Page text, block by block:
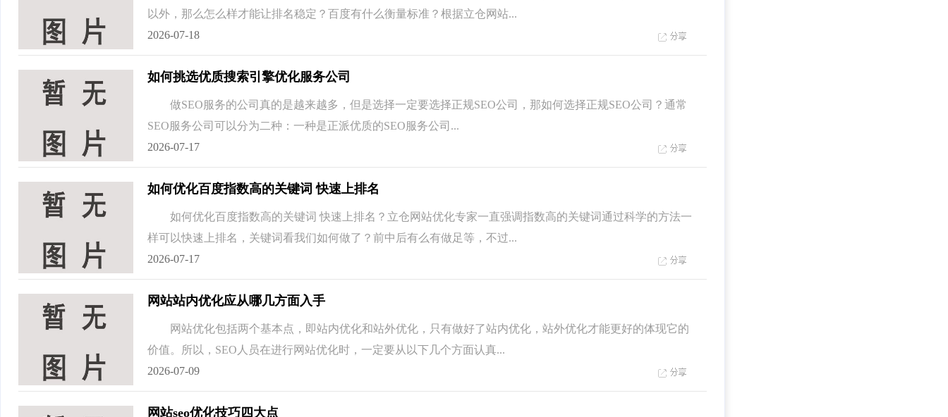
以外，那么怎么样才能让排名稳定？百度有什么衡量标准？根据立仓网站...
2026-07-18
如何挑选优质搜索引擎优化服务公司
做SEO服务的公司真的是越来越多，但是选择一定要选择正规SEO公司，那如何选择正规SEO公司？通常
SEO服务公司可以分为二种：一种是正派优质的SEO服务公司...
2026-07-17
如何优化百度指数高的关键词 快速上排名
如何优化百度指数高的关键词 快速上排名？立仓网站优化专家一直强调指数高的关键词通过科学的方法一
样可以快速上排名，关键词看我们如何做了？前中后有么有做足等，不过...
2026-07-17
网站站内优化应从哪几方面入手
网站优化包括两个基本点，即站内优化和站外优化，只有做好了站内优化，站外优化才能更好的体现它的
价值。所以，SEO人员在进行网站优化时，一定要从以下几个方面认真...
2026-07-09
网站seo优化技巧四大点